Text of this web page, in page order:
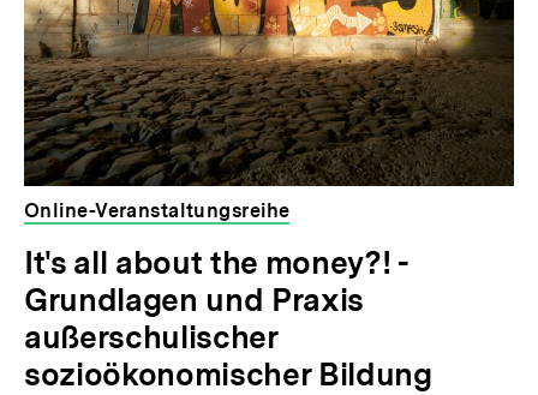
Online-Veranstaltungsreihe
It's all about the money?! -
Grundlagen und Praxis
außerschulischer
sozioökonomischer Bildung